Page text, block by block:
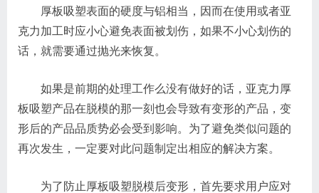
厚板吸塑表面的硬度与铝相当，因而在使用或者亚
克力加工时应小心避免表面被划伤，如果不小心划伤的
话，就需要通过抛光来恢复。
如果是前期的处理工作么没有做好的话，亚克力厚
板吸塑产品在脱模的那一刻也会导致有变形的产品，变
形后的产品品质势必会受到影响。为了避免类似问题的
再次发生，一定要对此问题制定出相应的解决方案。
为了防止厚板吸塑脱模后变形，首先要求用户应对